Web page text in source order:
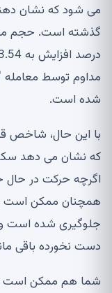
مداوم توسط معامله
شده است.
که نشان می دهد
اگرچه حرکت در
همچنان ممکن است
دست نخورده باقی
شما هم ممکن است